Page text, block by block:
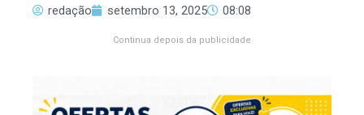
redação setembro 13, 2025 08:08
Continua depois da publicidade